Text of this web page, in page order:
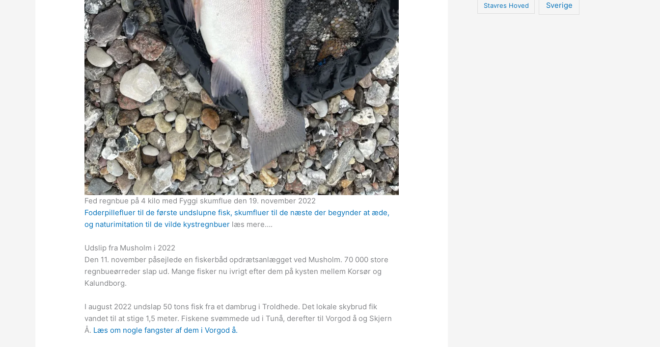
Fed regnbue på 4 kilo med Fyggi skumflue den 19. november 2022
Foderpillefluer til de første undslupne fisk, skumfluer til de næste der begynder at æde,
og naturimitation til de vilde kystregnbuer læs mere….
Udslip fra Musholm i 2022
Den 11. november påsejlede en fiskerbåd opdrætsanlægget ved Musholm. 70 000 store
regnbueørreder slap ud. Mange fisker nu ivrigt efter dem på kysten mellem Korsør og
Kalundborg.
I august 2022 undslap 50 tons fisk fra et dambrug i Troldhede. Det lokale skybrud fik
vandet til at stige 1,5 meter. Fiskene svømmede ud i Tunå, derefter til Vorgod å og Skjern
Å. Læs om nogle fangster af dem i Vorgod å.
Stavres Hoved Sverige